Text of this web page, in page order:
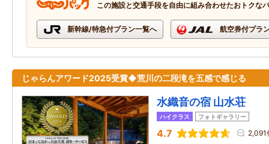
この施設と交通手段を自由に組み合わせたおトクな
新幹線/特急付プラン一覧へ 航空券付プラ
じゃらんアワード2025受賞◆荒川の二段滝を五感で感じる
水織音の宿 山水荘
ハイクラス フォトギャラリー
4.7 2,091